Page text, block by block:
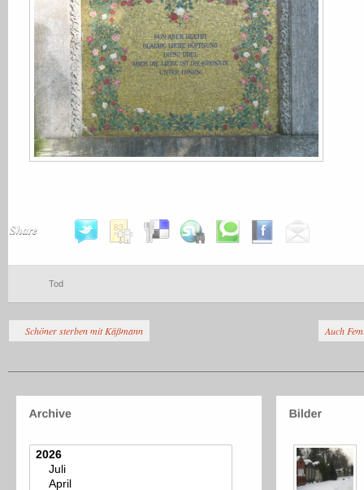
Share
Tod
Schöner sterben mit Käßmann Auch